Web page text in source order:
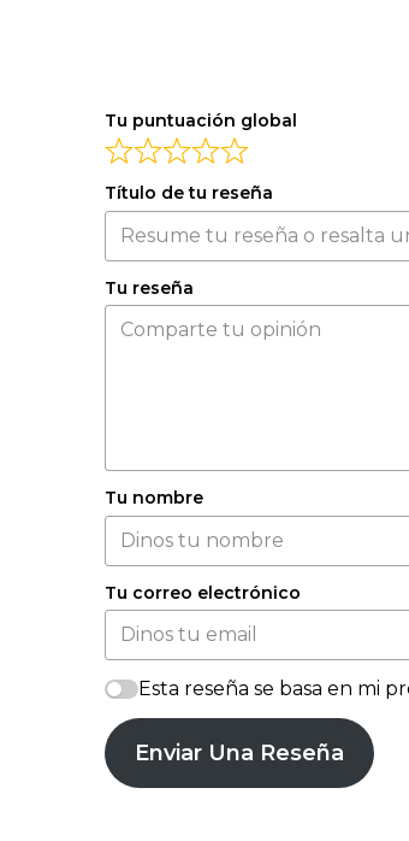
Tu puntuación global
Título de tu reseña
Tu reseña
Tu nombre
Tu correo electrónico
Esta reseña se basa en mi
Enviar Una Reseña